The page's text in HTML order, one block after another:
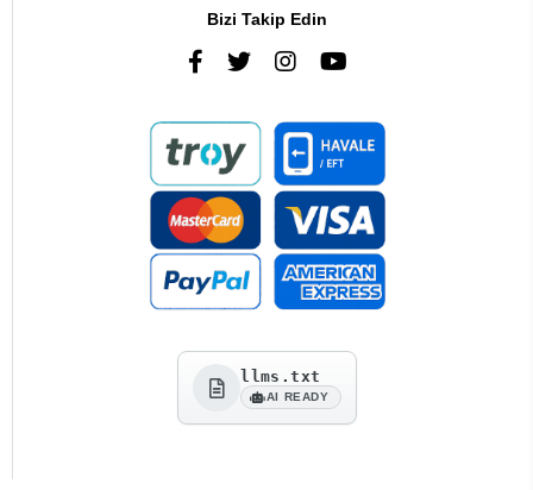
Bizi Takip Edin
llms.txt
AI READY